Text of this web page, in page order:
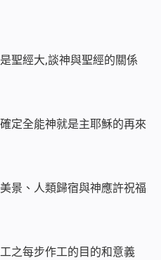
聖經大,談神與聖經的關係
定全能神就是主耶穌的再來
景、人類歸宿與神應許祝福
之每步作工的目的和意義